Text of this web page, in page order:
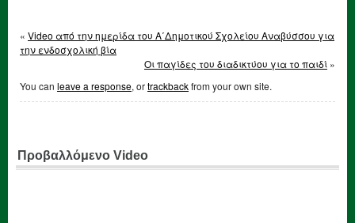
« Video από την ημερίδα του Α΄Δημοτικού Σχολείου Αναβύσσου για
την ενδοσχολική βία
Οι παγίδες του διαδικτύου για το παιδί »
You can leave a response, ortrackbackfrom your own site.
Προβαλλόμενο Video